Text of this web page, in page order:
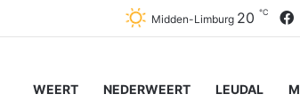
Midden-Limburg 20 ℃
WEERT NEDERWEERT LEUDAL